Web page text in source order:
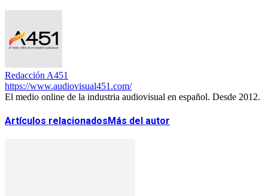
Redacción A451
https://www.audiovisual451.com/
El medio online de la industria audiovisual en español. Desde 2012.
Artículos relacionadosMás del autor